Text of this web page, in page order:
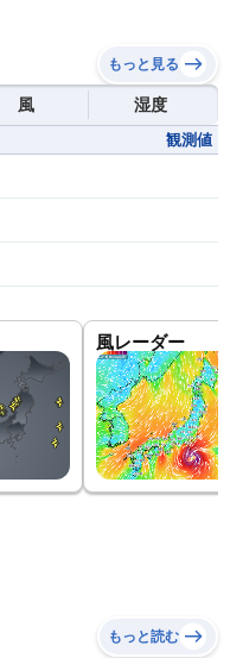
もっと見る
風 湿度
観測値
風レーダー
もっと読む